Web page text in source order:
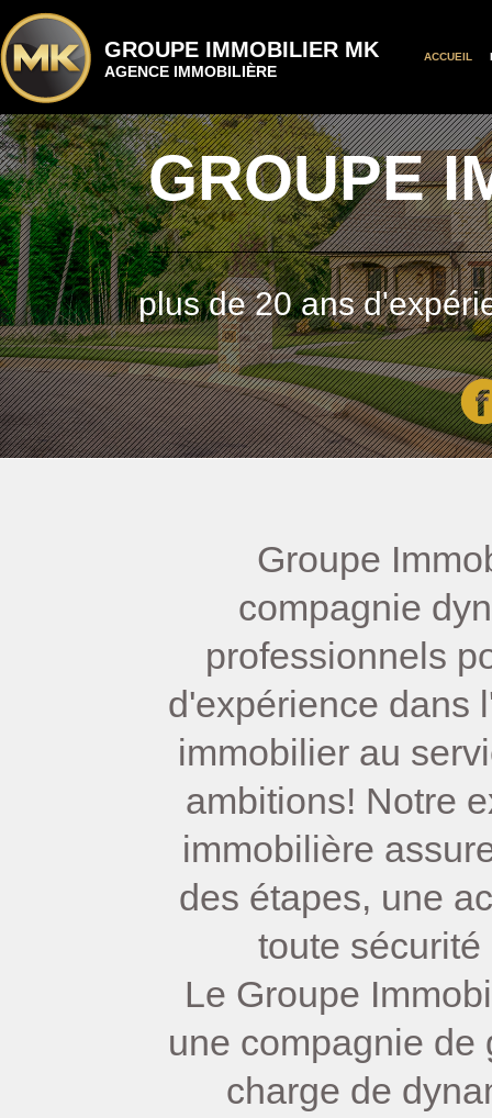
GROUPE IMMOBILIER MK
AGENCE IMMOBILIÈRE
ACCUEIL
GROUPE
plus de 20 ans
Groupe
compagnie
professionnels
d'expérience dans
immobilier au
ambitions! Notre
immobilière
des étapes, une
toute
Le Groupe
une compagnie de
charge de